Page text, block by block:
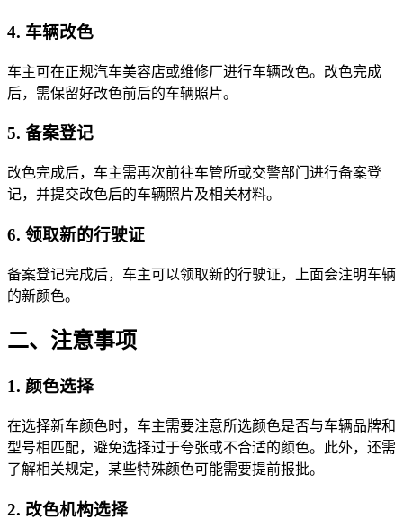
4. 车辆改色
车主可在正规汽车美容店或维修厂进行车辆改色。改色完成
后，需保留好改色前后的车辆照片。
5. 备案登记
改色完成后，车主需再次前往车管所或交警部门进行备案登
记，并提交改色后的车辆照片及相关材料。
6. 领取新的行驶证
备案登记完成后，车主可以领取新的行驶证，上面会注明车辆
的新颜色。
二、注意事项
1. 颜色选择
在选择新车颜色时，车主需要注意所选颜色是否与车辆品牌和
型号相匹配，避免选择过于夸张或不合适的颜色。此外，还需
了解相关规定，某些特殊颜色可能需要提前报批。
2. 改色机构选择